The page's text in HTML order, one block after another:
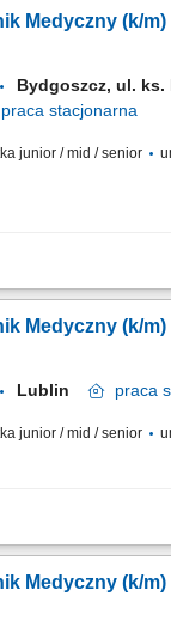
medycznej zgodnie
fiskalnej i systemu
Medyczny (k/m)
Bydgoszcz, ul. ks.
praca stacjonarna
junior / mid / senior
Pacjentów w
medycznej zgodnie
fiskalnej i systemu
Medyczny (k/m)
Lublin praca
junior / mid / senior
Pacjentów w
medycznej zgodnie
fiskalnej i systemu
Medyczny (k/m)